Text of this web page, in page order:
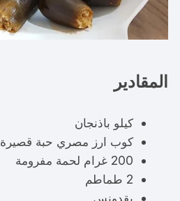
المقادير
كيلو باذنجان
كوب ارز مصري حبة قصيرة
200 غرام لحمة مفرومة
2 طماطم
بقدونس